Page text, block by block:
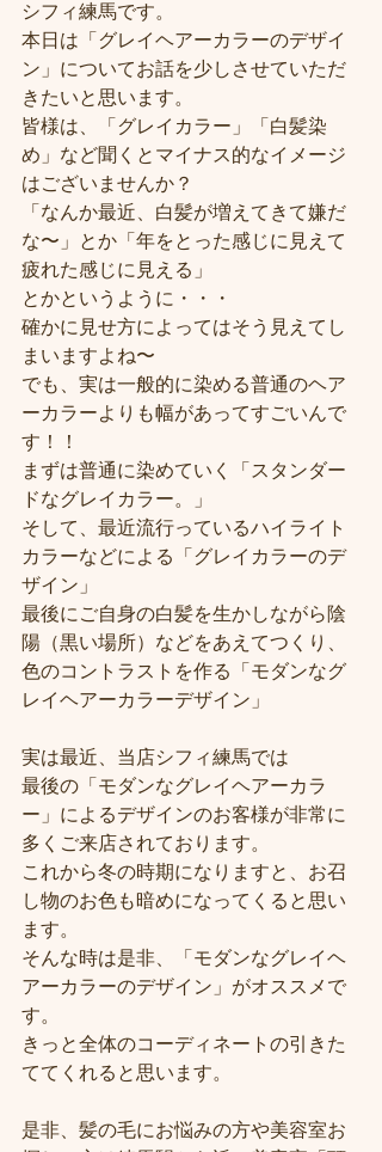
シフィ練馬です。
本日は「グレイヘアーカラーのデザイ
ン」についてお話を少しさせていただ
きたいと思います。
皆様は、「グレイカラー」「白髪染
め」など聞くとマイナス的なイメージ
はございませんか？
「なんか最近、白髪が増えてきて嫌だ
な〜」とか「年をとった感じに見えて
疲れた感じに見える」
とかというように・・・
確かに見せ方によってはそう見えてし
まいますよね〜
でも、実は一般的に染める普通のヘア
ーカラーよりも幅があってすごいんで
す！！
まずは普通に染めていく「スタンダー
ドなグレイカラー。」
そして、最近流行っているハイライト
カラーなどによる「グレイカラーのデ
ザイン」
最後にご自身の白髪を生かしながら陰
陽（黒い場所）などをあえてつくり、
色のコントラストを作る「モダンなグ
レイヘアーカラーデザイン」
実は最近、当店シフィ練馬では
最後の「モダンなグレイヘアーカラ
ー」によるデザインのお客様が非常に
多くご来店されております。
これから冬の時期になりますと、お召
し物のお色も暗めになってくると思い
ます。
そんな時は是非、「モダンなグレイヘ
アーカラーのデザイン」がオススメで
す。
きっと全体のコーディネートの引きた
ててくれると思います。
是非、髪の毛にお悩みの方や美容室お